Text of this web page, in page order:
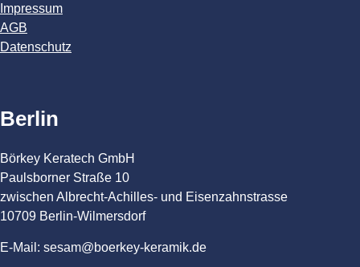
Impressum
AGB
Datenschutz
Berlin
Börkey Keratech GmbH
Paulsborner Straße 10
zwischen Albrecht-Achilles- und Eisenzahnstrasse
10709 Berlin-Wilmersdorf
E-Mail: sesam@boerkey-keramik.de